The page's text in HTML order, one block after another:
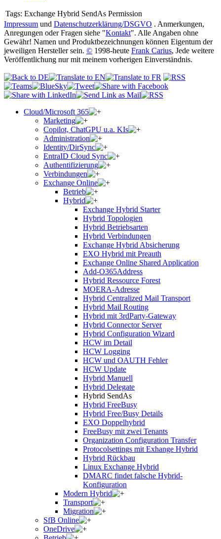
Tags: Exchange Hybrid SendAs Permission
Impressum und Datenschutzerklärung/DSGVO . Anmerkungen,
Anregungen oder Fragen siehe "Kontakt". Alle Angaben ohne
Gewähr! Namen und Produktbezeichnungen können Eigentum der
jeweiligen Hersteller sein. © 1998-heute Frank Carius, Jede weitere
Veröffentlichung nur mit meinem vorherigen Einverständnis.
Cloud/Microsoft 365
Marketing
Copilot, ChatGPU u.a. KIs
Administration
Identity/DirSync
EntraID Cloud Sync
Authentifizierung
Verbindungen
Exchange Online
Betrieb
Hybrid
Exchange Hybrid Starter
Hybrid Topologien
Hybrid Betriebsarten
Hybrid Verbindungen
Exchange Hybrid Absicherung
EXO Hybrid mit Preauth
Exchange Online Shared Application
Add-O365Address
Hybrid Ressource Forest
MOERA-Adresse
Hybrid Centralized Mail Transport
Hybrid Mail Routing
Hybrid mit 3rdParty-Gateway
Hybrid Connector Server
Hybrid Configuration Wizard
HCW im Detail
HCW Logging
HCW und OAUTH Fehler
HCW Update
Hybrid Manuell
Hybrid Delegate
Hybrid SendAs
Hybrid FreeBusy
Hybrid Free/Busy Details
EXO Doppelhybrid
FreeBusy mit zwei Tenants
Organization Configuration Transfer
Protocolsettings mit Exhange Hybrid
Hybrid Rückbau
Linux Exchange Hybrid
DMARC findet falsche Hybrid-
Konfiguration
Modern Hybrid
Transport
Migration
SfB Online
OneDrive